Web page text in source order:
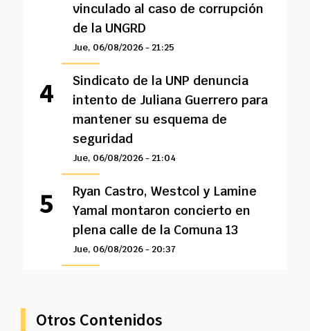
vinculado al caso de corrupción
de la UNGRD
Jue, 06/08/2026 - 21:25
Sindicato de la UNP denuncia
intento de Juliana Guerrero para
mantener su esquema de
seguridad
Jue, 06/08/2026 - 21:04
Ryan Castro, Westcol y Lamine
Yamal montaron concierto en
plena calle de la Comuna 13
Jue, 06/08/2026 - 20:37
Otros Contenidos